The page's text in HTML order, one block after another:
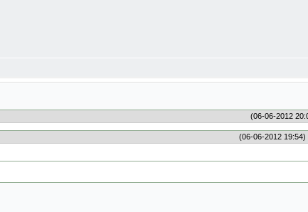
(06-06-2012
(06-06-2012 19:54)